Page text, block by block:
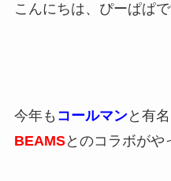
こんにちは、ぴーぱぱで
今年も コールマンと有
BEAMSとのコラボがや